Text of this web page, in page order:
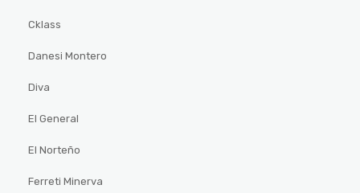
Cklass
Danesi Montero
Diva
El General
El Norteño
Ferreti Minerva